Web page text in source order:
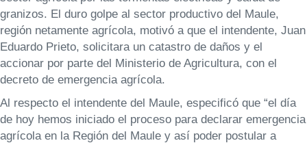
granizos. El duro golpe al sector productivo del Maule,
región netamente agrícola, motivó a que el intendente, Juan
Eduardo Prieto, solicitara un catastro de daños y el
accionar por parte del Ministerio de Agricultura, con el
decreto de emergencia agrícola.
Al respecto el intendente del Maule, especificó que “el día
de hoy hemos iniciado el proceso para declarar emergencia
agrícola en la Región del Maule y así poder postular a